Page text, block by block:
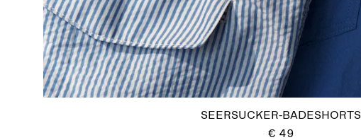
SEERSUCKER-BADESHORTS
€ 49